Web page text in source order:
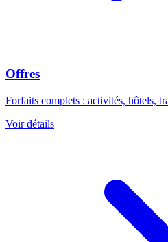
Offres
Forfaits complets : activités, hôtels,
Voir détails